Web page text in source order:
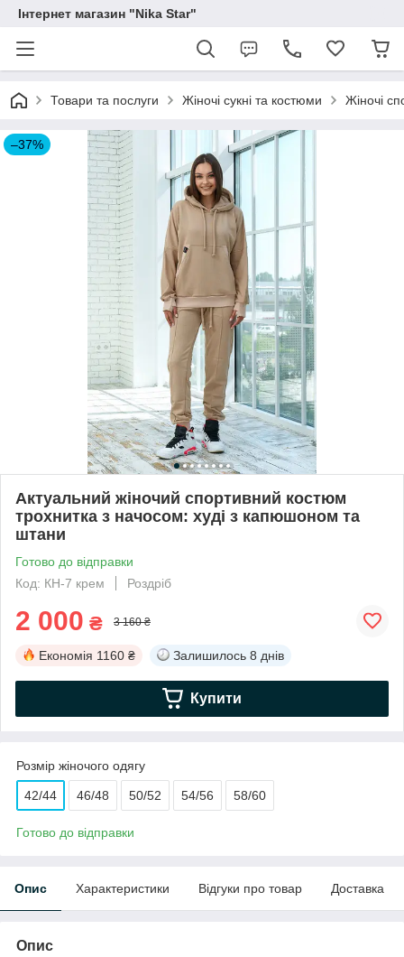
Інтернет магазин "Nika Star"
Товари та послуги Жіночі сукні та костюми Жіночі
–37%
Актуальний жіночий спортивний костюм
трохнитка з начосом: худі з капюшоном та
штани
Готово до відправки
Код: КН-7 крем
Роздріб
2 000 ₴ 3 160 ₴
Економія 1160 ₴ Залишилось 8 днів
Купити
Розмір жіночого одягу
42/44 46/48 50/52 54/56 58/60
Готово до відправки
Опис Характеристики Відгуки про товар Доставка
Опис